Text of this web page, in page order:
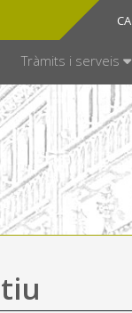
CA
ES
Tràmits i serveis